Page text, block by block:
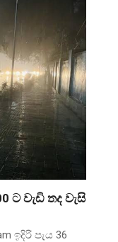
ට වැඩි තද වැසි
ඉදිරි පැය 36